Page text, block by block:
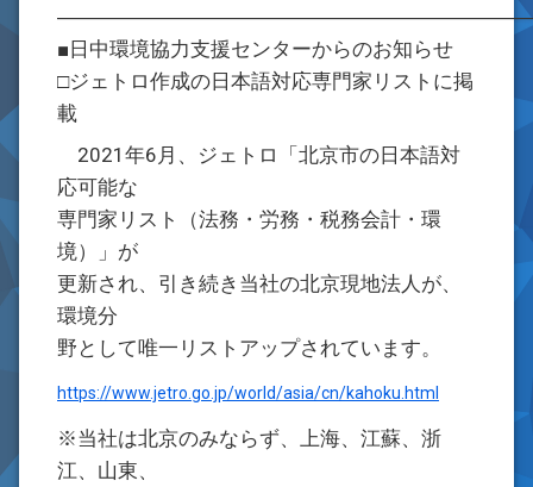
■日中環境協力支援センターからのお知らせ
□ジェトロ作成の日本語対応専門家リストに掲
載
2021年6月、ジェトロ「北京市の日本語対
応可能な
専門家リスト（法務・労務・税務会計・環
境）」が
更新され、引き続き当社の北京現地法人が、
環境分
野として唯一リストアップされています。
https://www.jetro.go.jp/world/asia/cn/kahoku.html
※当社は北京のみならず、上海、江蘇、浙
江、山東、